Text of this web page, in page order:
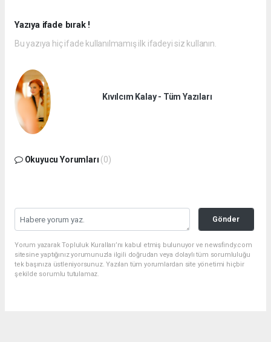
Yazıya ifade bırak !
Bu yazıya hiç ifade kullanılmamış ilk ifadeyi siz kullanın.
Kıvılcım Kalay - Tüm Yazıları
Okuyucu Yorumları (0)
Gönder
Yorum yazarak Topluluk Kuralları’nı kabul etmiş bulunuyor ve newsfindy.com
sitesine yaptığınız yorumunuzla ilgili doğrudan veya dolaylı tüm sorumluluğu
tek başınıza üstleniyorsunuz. Yazılan tüm yorumlardan site yönetimi hiçbir
şekilde sorumlu tutulamaz.